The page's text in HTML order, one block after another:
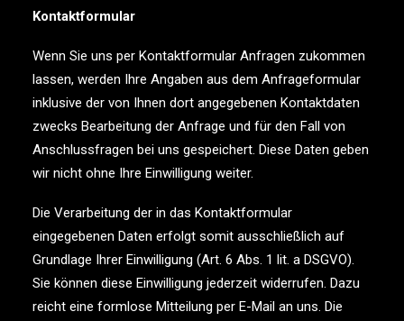
Kontaktformular
Wenn Sie uns per Kontaktformular Anfragen zukommen
lassen, werden Ihre Angaben aus dem Anfrageformular
inklusive der von Ihnen dort angegebenen Kontaktdaten
zwecks Bearbeitung der Anfrage und für den Fall von
Anschlussfragen bei uns gespeichert. Diese Daten geben
wir nicht ohne Ihre Einwilligung weiter.
Die Verarbeitung der in das Kontaktformular
eingegebenen Daten erfolgt somit ausschließlich auf
Grundlage Ihrer Einwilligung (Art. 6 Abs. 1 lit. a DSGVO).
Sie können diese Einwilligung jederzeit widerrufen. Dazu
reicht eine formlose Mitteilung per E-Mail an uns. Die